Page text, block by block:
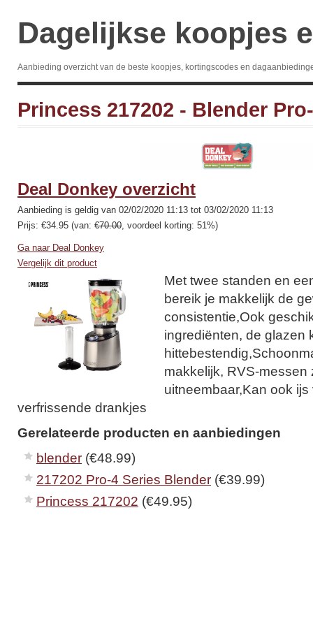
Dagelijkse koopjes
Aanbieding overzicht van de beste koopjes, kortingscodes en
Princess 217202 - Blender
Deal Donkey overzicht
Aanbieding is geldig van 02/02/2020 11:13 tot 03/02/2020 11:13
Prijs: €34.95 (van: €70.00, voordeel korting: 51%)
Ga naar Deal Donkey
Vergelijk dit product
Met twee standen en
bereik je makkelijk de
consistentie,Ook
ingrediënten, de glazen
makkelijk, RVS-messen
uitneembaar,Kan ook
verfrissende drankjes
Gerelateerde producten en aanbiedingen
blender (€48.99)
217202 Pro-4 Series Blender (€39.99)
Princess 217202 (€49.95)